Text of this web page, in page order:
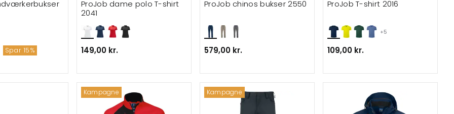
Spar 15%
ProJob dame polo T-shirt
2041
149,00 kr.
ProJob chinos bukser 2550
579,00 kr.
+5
ProJob T-shirt 2016
109,00 kr.
Kampagne Kampagne